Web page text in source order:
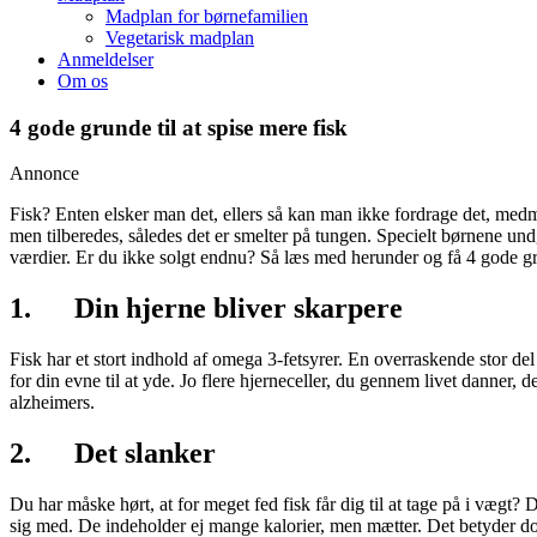
Madplan for børnefamilien
Vegetarisk madplan
Anmeldelser
Om os
4 gode grunde til at spise mere fisk
Annonce
Fisk? Enten elsker man det, ellers så kan man ikke fordrage det,
men tilberedes, således det er smelter på tungen. Specielt børnene
værdier. Er du ikke solgt endnu? Så læs med herunder og få 4 gode
1. Din hjerne bliver skarpere
Fisk har et stort indhold af omega 3-fetsyrer. En overraskende stor
for din evne til at yde. Jo flere hjerneceller, du gennem livet danner,
alzheimers.
2. Det slanker
Du har måske hørt, at for meget fed fisk får dig til at tage på i vægt?
sig med. De indeholder ej mange kalorier, men mætter. Det betyder